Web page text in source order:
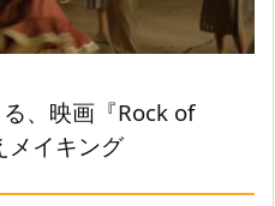
、映画『Rock of
メイキング